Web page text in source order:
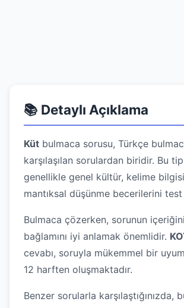
📚 Detaylı Açıklama
Küt bulmaca sorusu, Türkçe
karşılaşılan sorulardan biridir. Bu
genellikle genel kültür, kelime
mantıksal düşünme becerilerini test
Bulmaca çözerken, sorunun
bağlamını iyi anlamak önemlidir.
cevabı, soruyla mükemmel bir
12 harften oluşmaktadır.
Benzer sorularla karşılaştığınızda,